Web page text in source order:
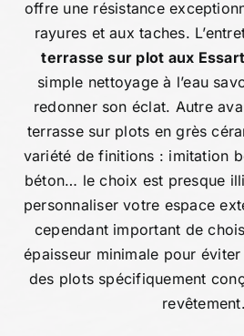
offre une résistance
rayures et aux taches.
terrasse sur plot aux
simple nettoyage à l’eau
redonner son éclat. Autre
terrasse sur plots en grès
variété de finitions : imitation
béton… le choix est presque
personnaliser votre espace
cependant important de
épaisseur minimale pour éviter
des plots spécifiquement
revêtement.